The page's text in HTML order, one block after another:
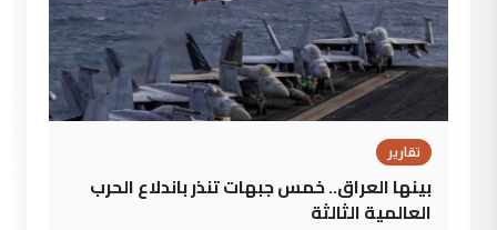
تقارير
بينها العراق.. خمس جبهات تنذر باندلاع الحرب
العالمية الثالثة